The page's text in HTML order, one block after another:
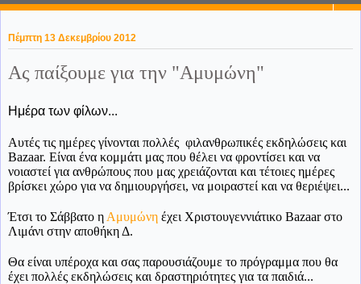
Πέμπτη 13 Δεκεμβρίου 2012
Ας παίξουμε για την "Αμυμώνη"
Ημέρα των φίλων...
Αυτές τις ημέρες γίνονται πολλές φιλανθρωπικές εκδηλώσεις και
Bazaar. Είναι ένα κομμάτι μας που θέλει να φροντίσει και να
νοιαστεί για ανθρώπους που μας χρειάζονται και τέτοιες ημέρες
βρίσκει χώρο για να δημιουργήσει, να μοιραστεί και να θεριέψει...
Έτσι το Σάββατο η Αμυμώνη έχει Χριστουγεννιάτικο Bazaar στο
Λιμάνι στην αποθήκη Δ.
Θα είναι υπέροχα και σας παρουσιάζουμε το πρόγραμμα που θα
έχει πολλές εκδηλώσεις και δραστηριότητες για τα παιδιά...